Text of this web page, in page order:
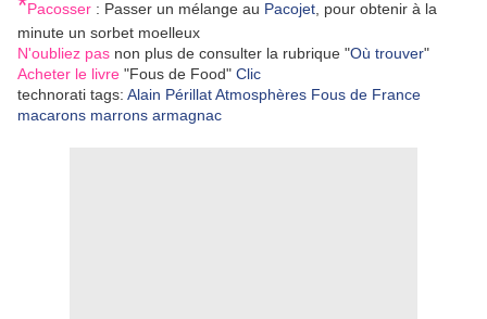
Pacosser : Passer un mélange au Pacojet , pour obtenir à la
minute un sorbet moelleux
N'oubliez pas non plus de consulter la rubrique "Où trouver"
Acheter le livre "Fous de Food" Clic
technorati tags: Alain PérillatAtmosphères Fous de France
macarons marrons armagnac